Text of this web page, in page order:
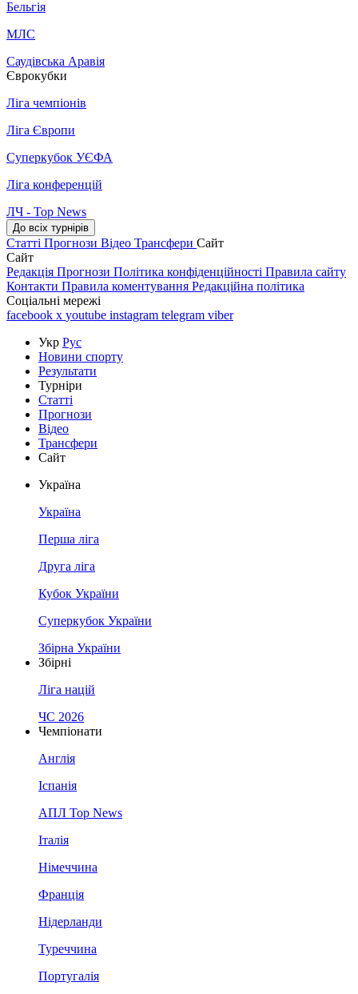
Бельгія
МЛС
Саудівська Аравія
Єврокубки
Ліга чемпіонів
Ліга Європи
Суперкубок УЄФА
Ліга конференцій
ЛЧ - Top News
До всіх турнірів
Статті Прогнози Відео Трансфери Сайт
Сайт
Редакція Прогнози Політика конфіденційності Правила сайту
Контакти Правила коментування Редакційна політика
Соціальні мережі
facebook x youtube instagram telegram viber
Укр Рус
Новини спорту
Результати
Турніри
Статті
Прогнози
Відео
Трансфери
Сайт
Україна
Україна
Перша ліга
Друга ліга
Кубок України
Суперкубок України
Збірна України
Збірні
Ліга націй
ЧС 2026
Чемпіонати
Англія
Іспанія
АПЛ Top News
Італія
Німеччина
Франція
Нідерланди
Туреччина
Португалія